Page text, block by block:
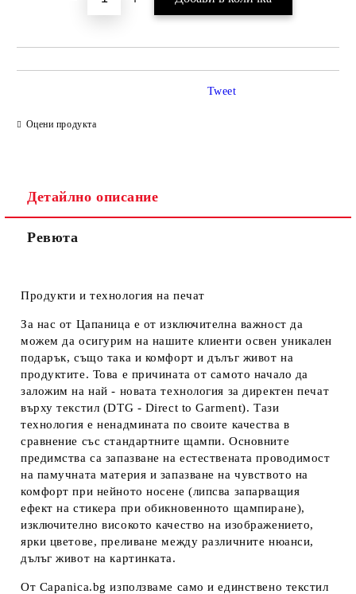
Оцени продукта
Tweet
Детайлно описание
Ревюта
Продукти и технология на печат
За нас от Цапаница е от изключителна важност да
можем да осигурим на нашите клиенти освен уникален
подарък, също така и комфорт и дълъг живот на
продуктите. Това е причината от самото начало да
заложим на най - новата технология за директен печат
върху текстил (DTG - Direct to Garment). Тази
технология е ненадмината по своите качества в
сравнение със стандартните щампи. Основните
предимства са запазване на естествената проводимост
на памучната материя и запазване на чувството на
комфорт при нейното носене (липсва запарващия
ефект на стикера при обикновенното щампиране),
изключително високото качество на изображението,
ярки цветове, преливане между различните нюанси,
дълъг живот на картинката.
От Capanica.bg използваме само и единствено текстил